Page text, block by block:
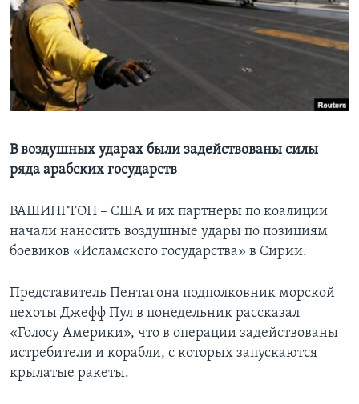
Learning English
СОЦИАЛЬНЫЕ СЕТИ
Языки
В воздушных ударах были задействованы силы
ряда арабских государств
ВАШИНГТОН – США и их партнеры по коалиции
начали наносить воздушные удары по позициям
боевиков «Исламского государства» в Сирии.
Представитель Пентагона подполковник морской
пехоты Джефф Пул в понедельник рассказал
«Голосу Америки», что в операции задействованы
истребители и корабли, с которых запускаются
крылатые ракеты.